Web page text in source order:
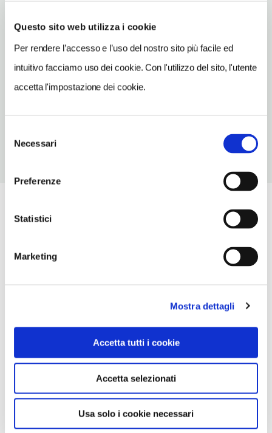
Questo sito web utilizza i cookie
Per rendere l’accesso e l’uso del nostro sito più facile ed
intuitivo facciamo uso dei cookie. Con l'utilizzo del sito, l'utente
accetta l'impostazione dei cookie.
delNecessari
Preferenze
Statistici
Marketing
Mostra dettagli
Accetta tutti i cookie
Accetta selezionati
Usa solo i cookie necessari
0805545301
Apertura: 8-12 e 16-21